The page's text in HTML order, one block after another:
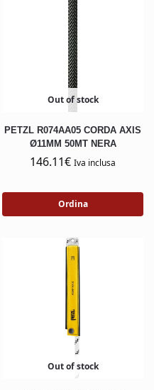
Out of stock
PETZL R074AA05 CORDA AXIS
Ø11MM 50MT NERA
146.11€ Iva inclusa
Ordina
Out of stock